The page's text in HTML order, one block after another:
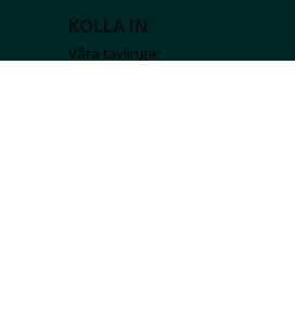
KOLLA IN
Våra tävlingar